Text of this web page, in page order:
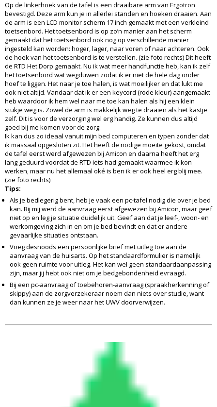
Op de linkerhoek van de tafel is een draaibare arm van Ergotron
bevestigd. Deze arm kun je in allerlei standen en hoeken draaien. Aan
de arm is een LCD monitor scherm 17 inch gemaakt met een verkleind
toetsenbord. Het toetsenbord is op zo’n manier aan het scherm
gemaakt dat het toetsenbord ook nog op verschillende manier
ingesteld kan worden: hoger, lager, naar voren of naar achteren. Ook
de hoek van het toetsenbord is te verstellen. (zie foto rechts) Dit heeft
de RTD Het Dorp gemaakt. Nu ik wat meer handfunctie heb, kan ik zelf
het toetsenbord wat wegduwen zodat ik er niet de hele dag onder
hoef te liggen. Het naar je toe halen, is wat moeilijker en dat lukt me
ook niet altijd. Vandaar dat ik er een keycord (rode kleur) aangemaakt
heb waardoor ik hem wel naar me toe kan halen als hij een klein
stukje weg is. Zowel de arm is makkelijk weg te draaien als het kastje
zelf. Dit is voor de verzorging wel erg handig. Ze kunnen dus altijd
goed bij me komen voor de zorg.
Ik kan dus zo ideaal vanuit mijn bed computeren en typen zonder dat
ik massaal opgesloten zit. Het heeft de nodige moeite gekost, omdat
de tafel eerst werd afgewezen bij Amicon en daarna heeft het erg
lang geduurd voordat de RTD iets had gemaakt waarmee ik kon
werken, maar nu het allemaal oké is ben ik er ook heel erg blij mee.
(zie foto rechts)
Tips:
Als je bedlegerig bent, heb je vaak een pc-tafel nodig die over je bed
kan. Bij mij werd de aanvraag eerst afgewezen bij Amicon, maar geef
niet op en leg je situatie duidelijk uit. Geef aan dat je leef-, woon- en
werkomgeving zich in en om je bed bevindt en dat er andere
gevaarlijke situaties ontstaan.
Voeg desnoods een persoonlijke brief met uitleg toe aan de
aanvraag van de huisarts. Op het standaardformulier is namelijk
ook geen ruimte voor uitleg. Het kan wel geen standaardaanpassing
zijn, maar jij hebt ook niet om je bedgebondenheid evraagd.
Bij een pc-aanvraag of toebehoren-aanvraag (spraakherkenning of
skippy) aan de zorgverzekeraar noem dan niets over studie, want
dan kunnen ze je weer naar het UWV doorverwijzen.